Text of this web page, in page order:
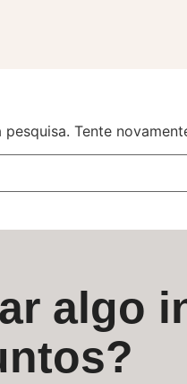
Tente
algo